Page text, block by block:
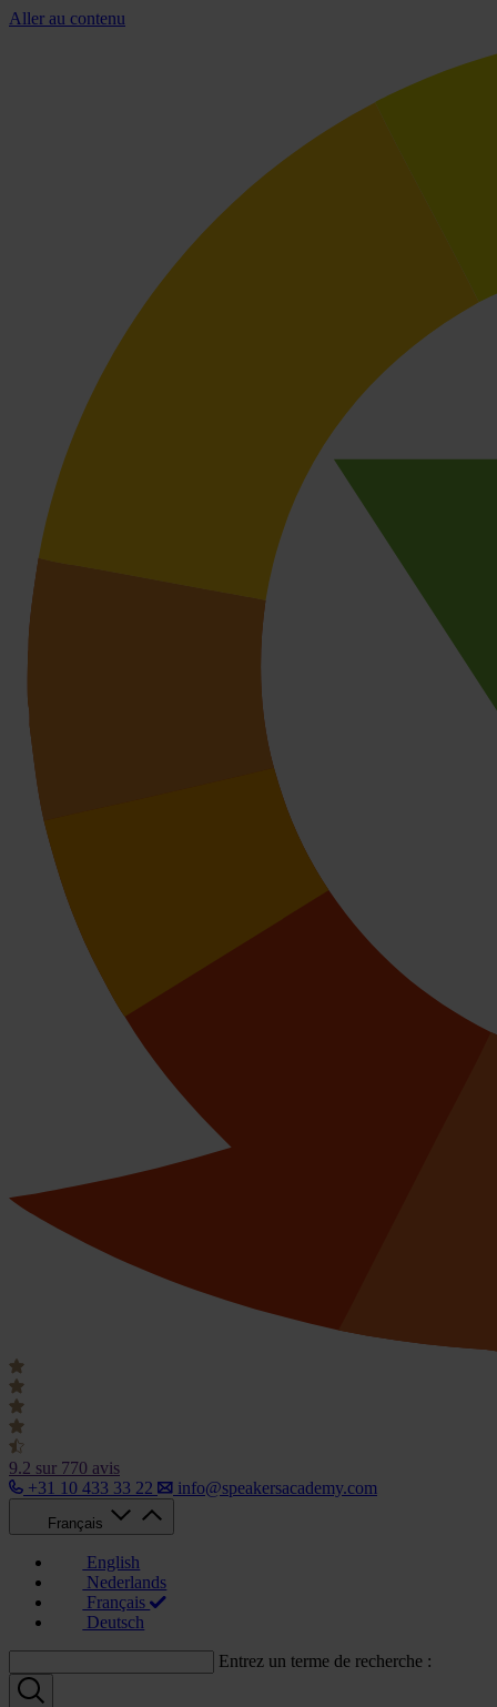
Aller au contenu
9.2 sur 770 avis
+31 10 433 33 22
info@speakersacademy.com
Français
English
Nederlands
Français
Deutsch
Entrez un terme de recherche :